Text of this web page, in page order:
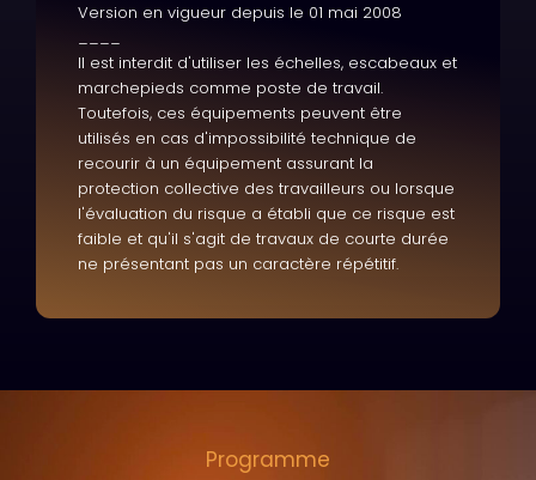
Version en vigueur depuis le 01 mai 2008
____
Il est interdit d'utiliser les échelles, escabeaux et
marchepieds comme poste de travail.
Toutefois, ces équipements peuvent être
utilisés en cas d'impossibilité technique de
recourir à un équipement assurant la
protection collective des travailleurs ou lorsque
l'évaluation du risque a établi que ce risque est
faible et qu'il s'agit de travaux de courte durée
ne présentant pas un caractère répétitif.
Programme